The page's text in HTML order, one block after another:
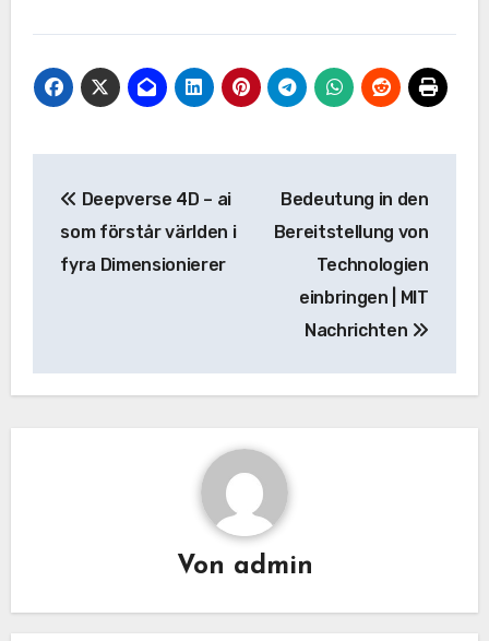
Navigation
Deepverse 4D – ai
som förstår världen i
fyra Dimensionierer
Bedeutung in den
Bereitstellung von
Technologien
einbringen | MIT
Nachrichten
Von admin